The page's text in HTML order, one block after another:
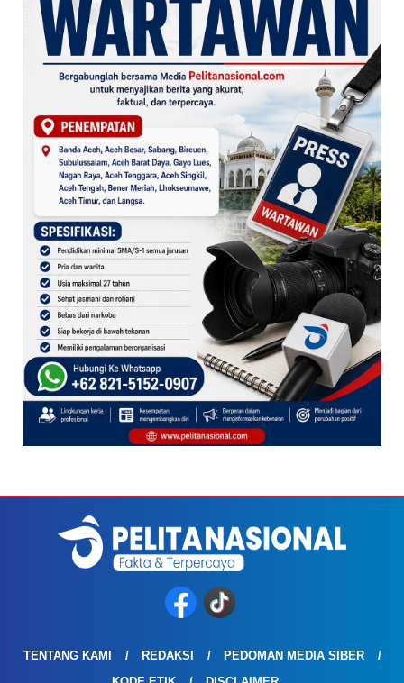
TENTANG KAMI REDAKSI
PEDOMAN MEDIA SIBER